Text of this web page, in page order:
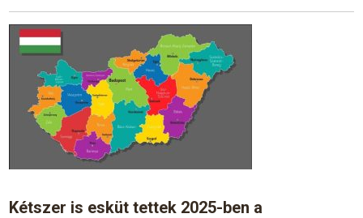
Kétszer is esküt tettek 2025-ben a